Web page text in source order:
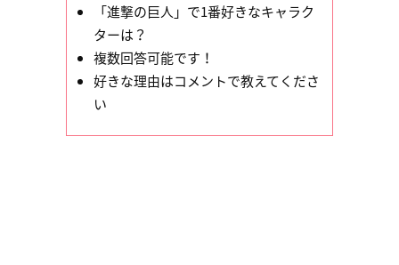
「進撃の巨人」で1番好きなキャラク
ターは？
複数回答可能です！
好きな理由はコメントで教えてくださ
い